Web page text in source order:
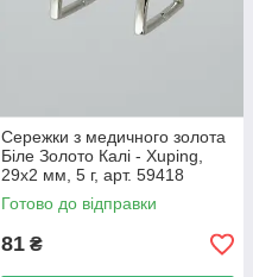
Сережки з медичного золота
Біле Золото Калі - Xuping,
29х2 мм, 5 г, арт. 59418
Готово до відправки
81 ₴